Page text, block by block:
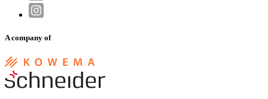
A company of